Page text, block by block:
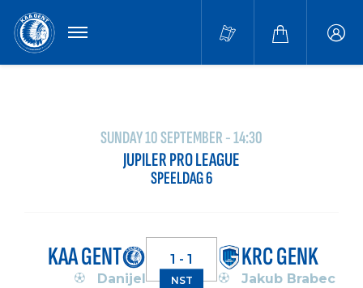
MENU
SUNDAY 10 SEPTEMBER - 14:30
JUPILER PRO LEAGUE
SPEELDAG 6
KAA GENT
Danijel
1 - 1
NST
KRC GENK
Jakub Brabec